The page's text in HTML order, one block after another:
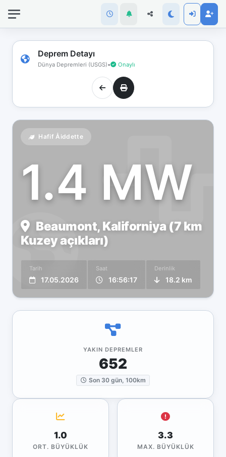
Deprem Detayı
Dünya Depremleri (USGS)• Onaylı
Hafif Åiddette
1.4 MW
Beaumont, Kaliforniya (7 km
Kuzey açıkları)
Tarih
17.05.2026
Saat
16:56:17
Derinlik
18.2 km
YAKIN DEPREMLER
652
Son 30 gün, 100km
1.0
ORT. BÜYÜKLÜK
3.3
MAX. BÜYÜKLÜK
bağlantınız
koptu!
Çevrimdışı
moddasınız.